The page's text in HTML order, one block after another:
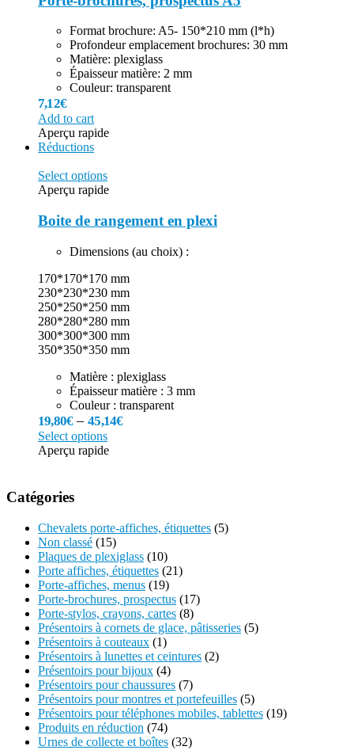
Format brochure: A5- 150*210 mm (l*h)
Profondeur emplacement brochures: 30 mm
Matière: plexiglass
Épaisseur matière: 2 mm
Couleur: transparent
7,12€
Add to cart
Aperçu rapide
Réductions
Select options
Aperçu rapide
Boite de rangement en plexi
Dimensions (au choix) :
170*170*170 mm
230*230*230 mm
250*250*250 mm
280*280*280 mm
300*300*300 mm
350*350*350 mm
Matière : plexiglass
Épaisseur matière : 3 mm
Couleur : transparent
19,80€–45,14€
Select options
Aperçu rapide
Catégories
Chevalets porte-affiches, étiquettes (5)
Non classé (15)
Plaques de plexiglass (10)
Porte affiches, étiquettes (21)
Porte-affiches, menus (19)
Porte-brochures, prospectus (17)
Porte-stylos, crayons, cartes (8)
Présentoirs à cornets de glace, pâtisseries (5)
Présentoirs à couteaux (1)
Présentoirs à lunettes et ceintures (2)
Présentoirs pour bijoux (4)
Présentoirs pour chaussures (7)
Présentoirs pour montres et portefeuilles (5)
Présentoirs pour téléphones mobiles, tablettes (19)
Produits en réduction (74)
Urnes de collecte et boîtes (32)